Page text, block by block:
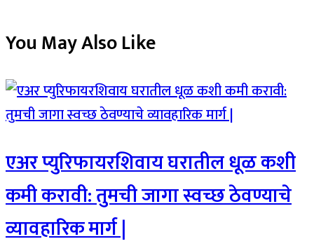
You May Also Like
एअर प्युरिफायरशिवाय घरातील धूळ कशी
कमी करावी: तुमची जागा स्वच्छ ठेवण्याचे
व्यावहारिक मार्ग |